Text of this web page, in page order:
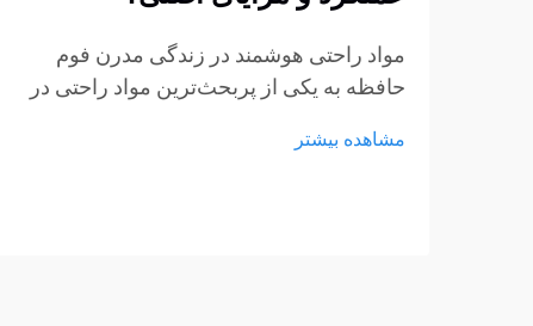
مواد راحتی هوشمند در زندگی مدرن فوم
حافظه به یکی از پربحث‌ترین مواد راحتی در
شخصی تبدیل شده است. از تشک‌ها و بالش‌ها
مشاهده بیشتر